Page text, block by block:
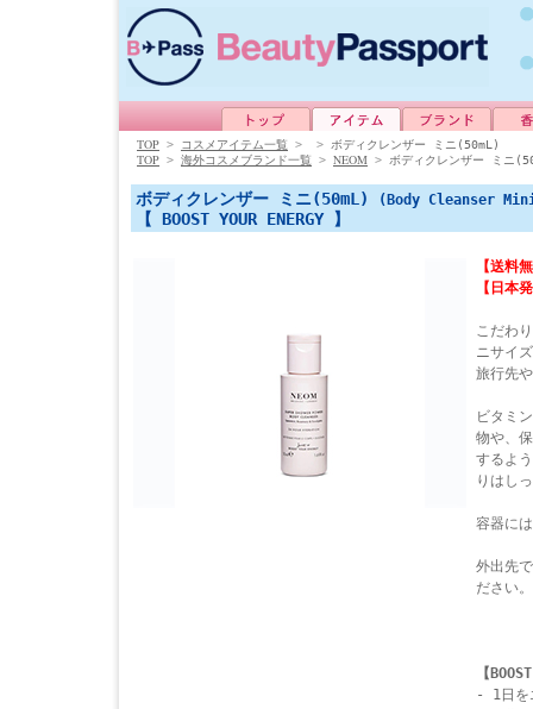
TOP > コスメアイテム一覧 > > ボディクレンザー ミニ(50mL)
TOP > 海外コスメブランド一覧 > NEOM > ボディクレンザー ミニ
ボディクレンザー ミニ(50mL) (Body Cleanser
【 BOOST YOUR ENERGY 】
【送料
【日本
こだわ
ニサイ
旅行先
ビタミ
物や、
するよ
りはし
容器に
外出先
ださい。
【
- 1日を